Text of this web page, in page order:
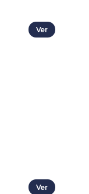
Ver
Ver